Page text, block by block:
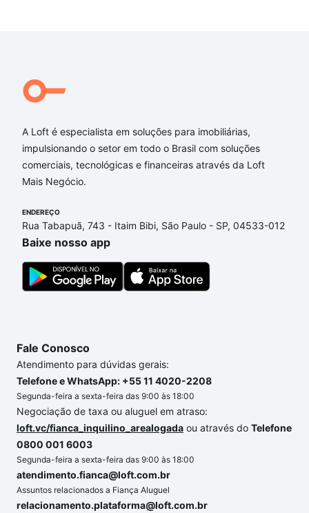
A Loft é especialista em soluções para imobiliárias,
impulsionando o setor em todo o Brasil com soluções
comerciais, tecnológicas e financeiras através da Loft
Mais Negócio.
ENDEREÇO
Rua Tabapuã, 743 - Itaim Bibi, São Paulo - SP, 04533-012
Baixe nosso app
Fale Conosco
Atendimento para dúvidas gerais:
Telefone e WhatsApp: +55 11 4020-2208
Segunda-feira a sexta-feira das 9:00 às 18:00
Negociação de taxa ou aluguel em atraso:
loft.vc/fianca_inquilino_arealogada ou através do Telefone
0800 001 6003
Segunda-feira a sexta-feira das 9:00 às 18:00
atendimento.fianca@loft.com.br
Assuntos relacionados a Fiança Aluguel
relacionamento.plataforma@loft.com.br